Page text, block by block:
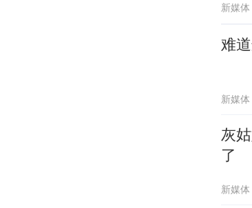
新媒体
难
新媒体
灰
了
新媒体